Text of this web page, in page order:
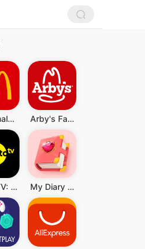
McDonald's Arby's Fast Food Sandwiches
Pluto TV: Watch Free Movies/TV My Diary - Diary With Lock